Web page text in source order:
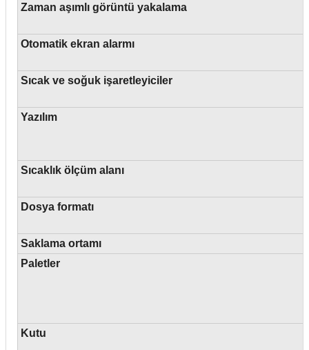
Zaman aşımlı görüntü yakalama
Otomatik ekran alarmı
Sıcak ve soğuk işaretleyiciler
Yazılım
Sıcaklık ölçüm alanı
Dosya formatı
Saklama ortamı
Paletler
Kutu